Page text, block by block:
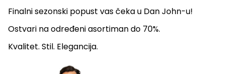
Finalni sezonski popust vas čeka u Dan John-u!
Ostvari na određeni asortiman do 70%.
Kvalitet. Stil. Elegancija.